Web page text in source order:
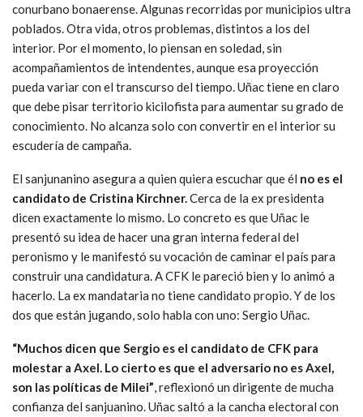
conurbano bonaerense. Algunas recorridas por municipios ultra
poblados. Otra vida, otros problemas, distintos a los del
interior. Por el momento, lo piensan en soledad, sin
acompañamientos de intendentes, aunque esa proyección
pueda variar con el transcurso del tiempo. Uñac tiene en claro
que debe pisar territorio kicilofista para aumentar su grado de
conocimiento. No alcanza solo con convertir en el interior su
escudería de campaña.
El sanjunanino asegura a quien quiera escuchar que él no es el
candidato de Cristina Kirchner.Cerca de la ex presidenta
dicen exactamente lo mismo. Lo concreto es que Uñac le
presentó su idea de hacer una gran interna federal del
peronismo y le manifestó su vocación de caminar el país para
construir una candidatura. A CFK le pareció bien y lo animó a
hacerlo. La ex mandataria no tiene candidato propio. Y de los
dos que están jugando, solo habla con uno: Sergio Uñac.
“Muchos dicen que Sergio es el candidato de CFK para
molestar a Axel. Lo cierto es que el adversario no es Axel,
son las políticas de Milei”, reflexionó un dirigente de mucha
confianza del sanjuanino. Uñac saltó a la cancha electoral con